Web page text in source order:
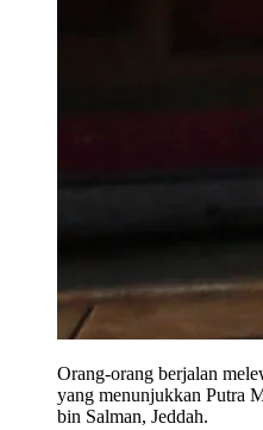
Orang-orang berjalan
yang menunjukkan Putra
bin Salman, Jeddah.